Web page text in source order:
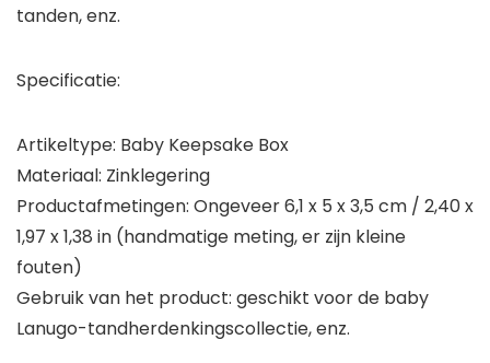
tanden, enz.
Specificatie:
Artikeltype: Baby Keepsake Box
Materiaal: Zinklegering
Productafmetingen: Ongeveer 6,1 x 5 x 3,5 cm / 2,40 x
1,97 x 1,38 in (handmatige meting, er zijn kleine
fouten)
Gebruik van het product: geschikt voor de baby
Lanugo-tandherdenkingscollectie, enz.